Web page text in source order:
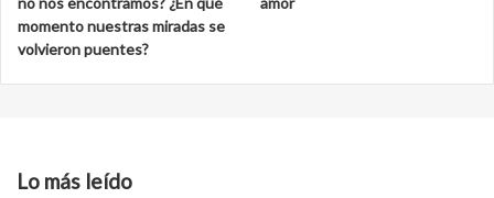
momento nuestras miradas se
volvieron puentes?
Lo más leído